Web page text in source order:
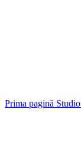
Prima pagină Studio